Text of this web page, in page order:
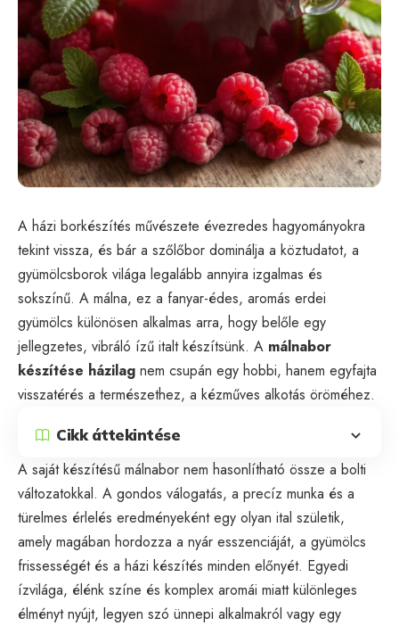
A házi borkészítés művészete évezredes hagyományokra
tekint vissza, és bár a szőlőbor dominálja a köztudatot, a
gyümölcsborok világa legalább annyira izgalmas és
sokszínű. A málna, ez a fanyar-édes, aromás erdei
gyümölcs különösen alkalmas arra, hogy belőle egy
jellegzetes, vibráló ízű italt készítsünk. A málnabor
készítése házilag nem csupán egy hobbi, hanem egyfajta
visszatérés a természethez, a kézműves alkotás öröméhez.
Cikk áttekintése
A saját készítésű málnabor nem hasonlítható össze a bolti
változatokkal. A gondos válogatás, a precíz munka és a
türelmes érlelés eredményeként egy olyan ital születik,
amely magában hordozza a nyár esszenciáját, a gyümölcs
frissességét és a házi készítés minden előnyét. Egyedi
ízvilága, élénk színe és komplex aromái miatt különleges
élményt nyújt, legyen szó ünnepi alkalmakról vagy egy